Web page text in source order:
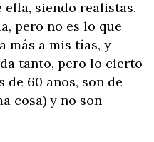
ella, siendo realistas.
pero no es lo que
más a mis tías, y
tanto, pero lo cierto
de 60 años, son de
cosa) y no son